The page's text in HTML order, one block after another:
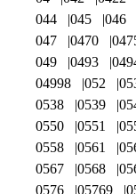
044
045 046
047
0470
049
0493
04998
052
0538
0539
0550
0551
0558
0561
0567
0568
0576
05769